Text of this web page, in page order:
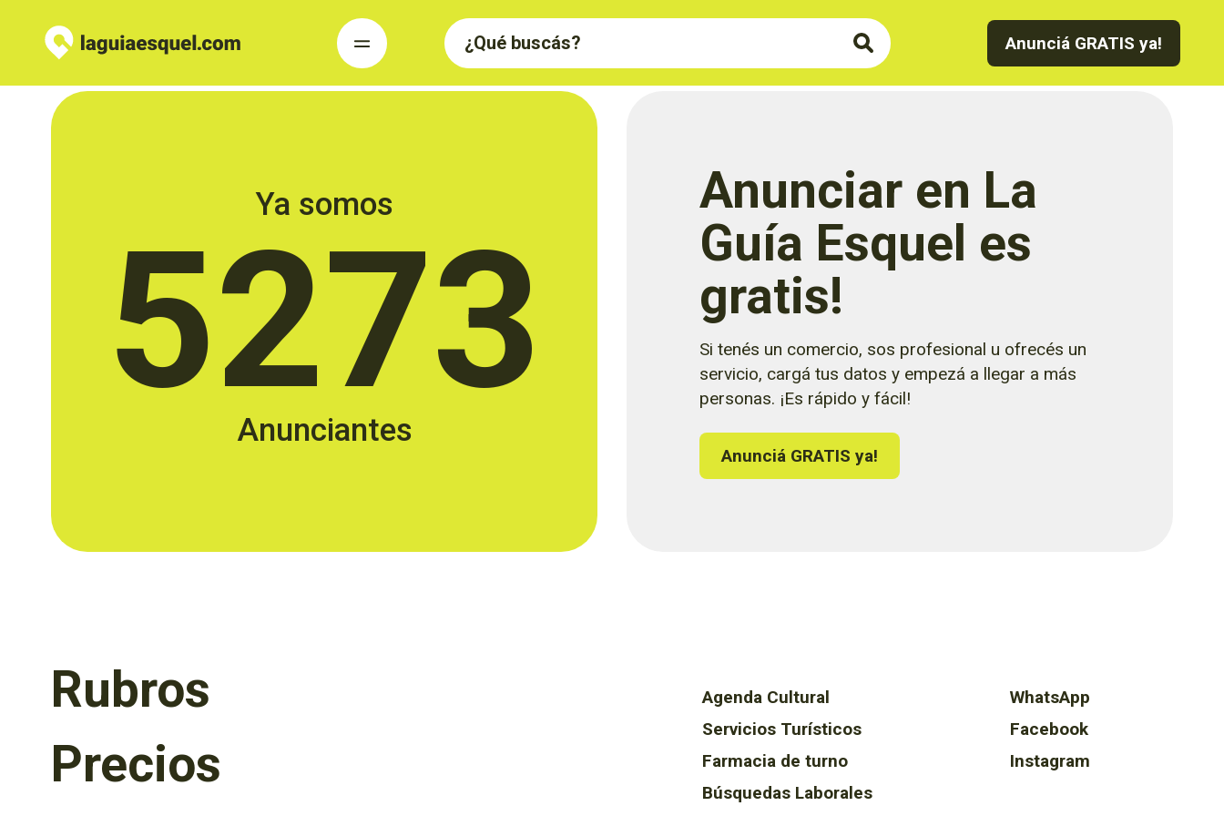
Anunciá GRATIS ya!
Ya somos
5273
Anunciantes
Anunciar en La
Guía Esquel es
gratis!
Si tenés un comercio, sos profesional u ofrecés un
servicio, cargá tus datos y empezá a llegar a más
personas. ¡Es rápido y fácil!
Anunciá GRATIS ya!
Rubros
Precios
Agenda Cultural
Servicios Turísticos
Farmacia de turno
Búsquedas Laborales
WhatsApp
Facebook
Instagram